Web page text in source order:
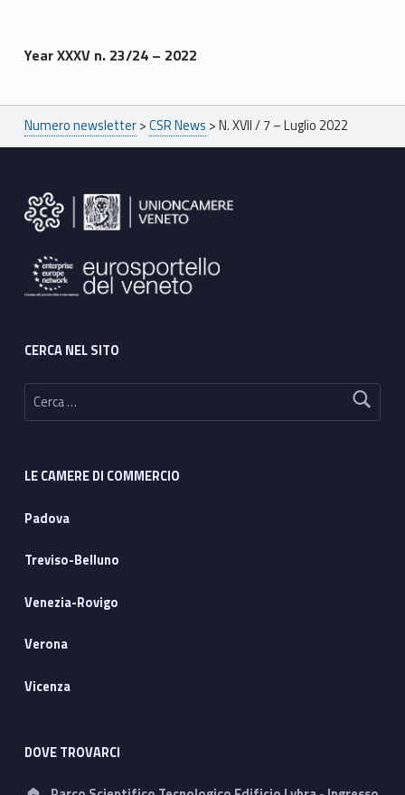
Year XXXV n. 23/24 – 2022
Breadcrumbs navigation
Numero newsletter>CSR News >N. XVII / 7 – Luglio 2022
CERCA NEL SITO
Ricerca per:
LE CAMERE DI COMMERCIO
Padova
Treviso-Belluno
Venezia-Rovigo
Verona
Vicenza
DOVE TROVARCI
Address: